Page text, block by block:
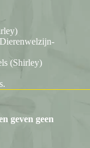
(Shirley)
geven geen